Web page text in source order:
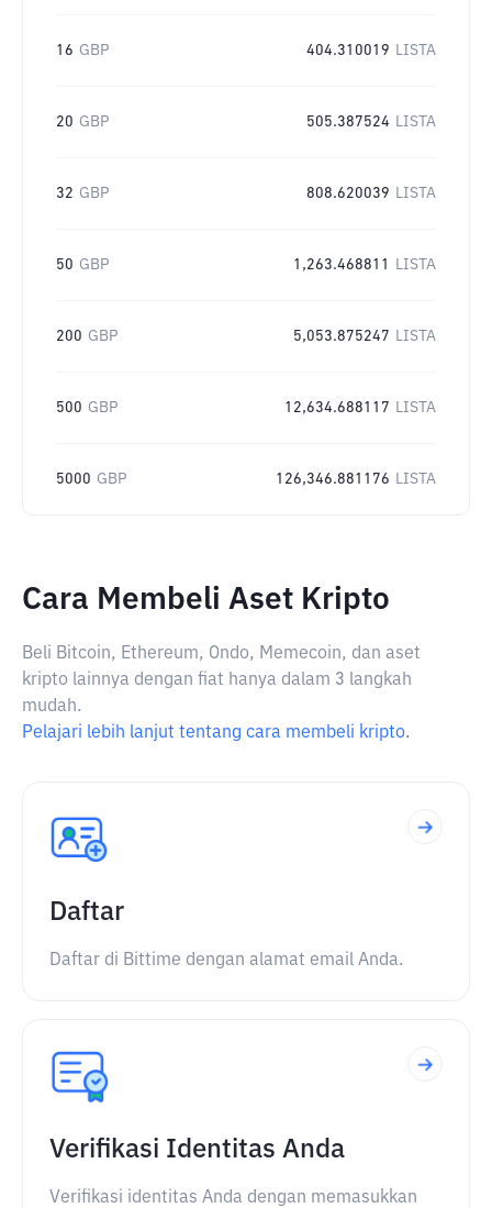
16 GBP 404.310019 LISTA
20 GBP 505.387524 LISTA
32 GBP 808.620039 LISTA
50 GBP 1,263.468811 LISTA
200 GBP 5,053.875247 LISTA
500 GBP 12,634.688117 LISTA
5000 GBP 126,346.881176 LISTA
Cara Membeli Aset Kripto
Beli Bitcoin, Ethereum, Ondo, Memecoin, dan aset
kripto lainnya dengan fiat hanya dalam 3 langkah
mudah.
Pelajari lebih lanjut tentang cara membeli kripto.
Daftar
Daftar di Bittime dengan alamat email Anda.
Verifikasi Identitas Anda
Verifikasi identitas Anda dengan memasukkan